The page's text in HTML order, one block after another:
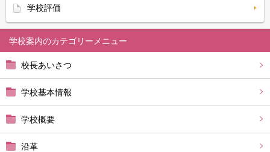
学校案内
校長あいさつ
学校基本情報
学校概要
沿革
学校評価